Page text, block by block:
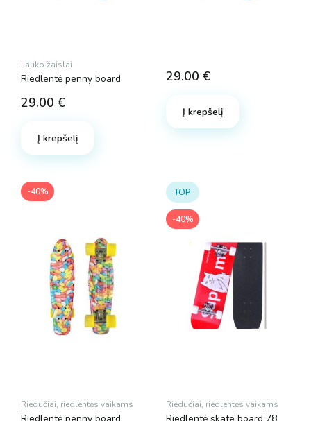
Lauko žaislai
Riedlentė penny board
29.00 €
Į krepšelį
29.00 €
Į krepšelį
-40%
Riedučiai, riedlentės vaikams
TOP
-40%
Riedučiai, riedlentės vaikams